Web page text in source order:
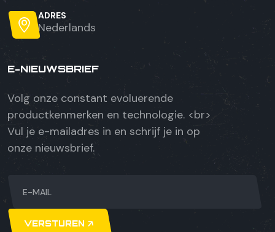
ADRES
Nederlands
E-NIEUWSBRIEF
Volg onze constant evoluerende
productkenmerken en technologie. <br>
Vul je e-mailadres in en schrijf je in op
onze nieuwsbrief.
VERSTUREN